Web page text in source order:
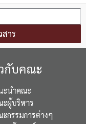
าร
กับคณะ
ะนำคณะ
ผู้บริหาร
กรรมการต่างๆ